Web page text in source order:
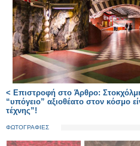
< Επιστροφή στο Άρθρο:
“υπόγειο” αξιοθέατο στον κόσμο
τέχνης”!
ΦΩΤΟΓΡΑΦΙΕΣ